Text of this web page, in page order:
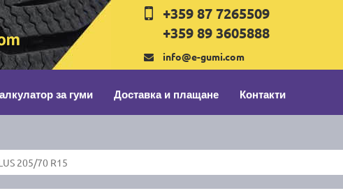
+359 87 7265509
+359 89 3605888
info@e-gumi.com
за гуми Доставка и плащане Контакти
205/70 R15